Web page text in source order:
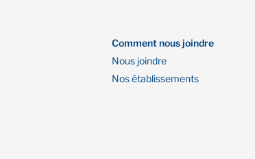
Comment nous joindre
Nous joindre
Nos établissements